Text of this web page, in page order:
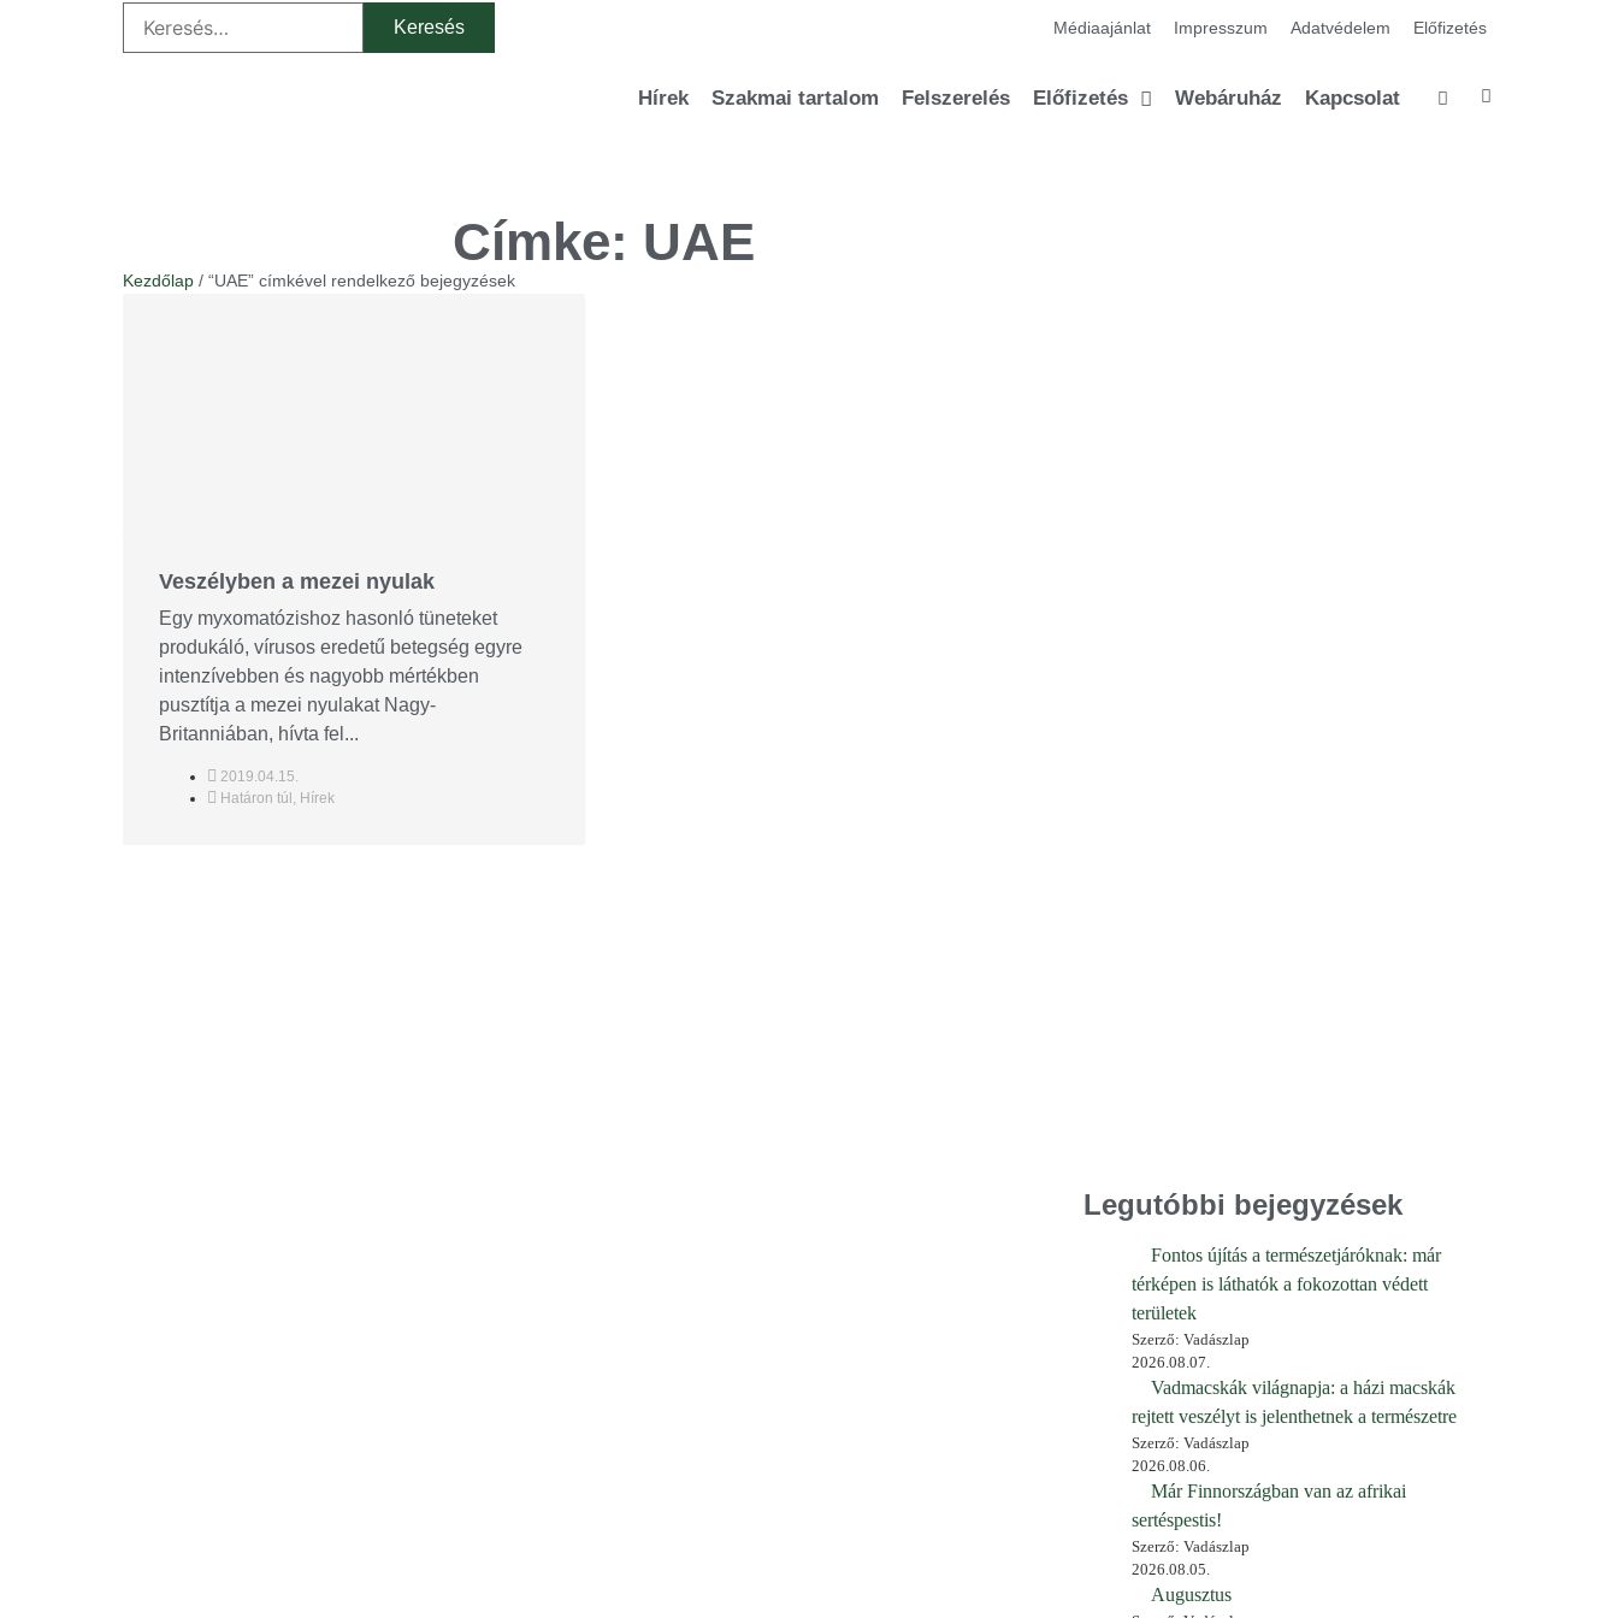
Médiaajánlat Impresszum Adatvédelem Előfizetés
Hírek Szakmai tartalom Felszerelés Előfizetés Webáruház Kapcsolat
Címke: UAE
Kezdőlap / “UAE” címkével rendelkező bejegyzések
Veszélyben a mezei nyulak
Egy myxomatózishoz hasonló tüneteket
produkáló, vírusos eredetű betegség egyre
intenzívebben és nagyobb mértékben
pusztítja a mezei nyulakat Nagy-
Britanniában, hívta fel...
2019.04.15.
Határon túl , Hírek
Legutóbbi bejegyzések
Fontos újítás a természetjáróknak: már
térképen is láthatók a fokozottan védett
területek
Szerző: Vadászlap
2026.08.07.
Vadmacskák világnapja: a házi macskák
rejtett veszélyt is jelenthetnek a természetre
Szerző: Vadászlap
2026.08.06.
Már Finnországban van az afrikai
sertéspestis!
Szerző: Vadászlap
2026.08.05.
Augusztus